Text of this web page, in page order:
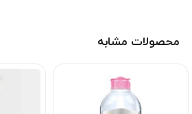
محصولات مشابه